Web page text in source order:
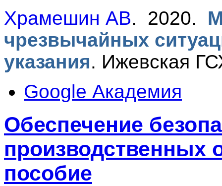
Храмешин АВ. 2020.
чрезвычайных
указания. Ижевская
Google Академия
Обеспечение
производственных
пособие